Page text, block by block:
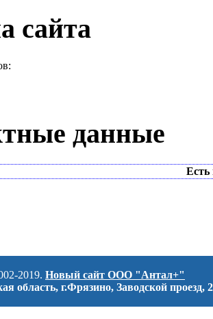
сайта
данные
Есть
2019. Новый сайт ООО "Антал+"
область, г.Фрязино, Заводской проезд, 2